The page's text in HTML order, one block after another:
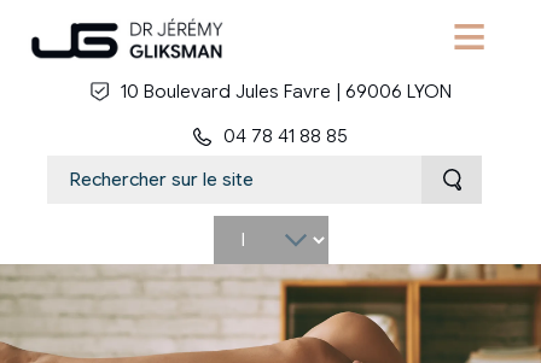
Aller au contenu principal
10 Boulevard Jules Favre | 69006 LYON
04 78 41 88 85
your
language